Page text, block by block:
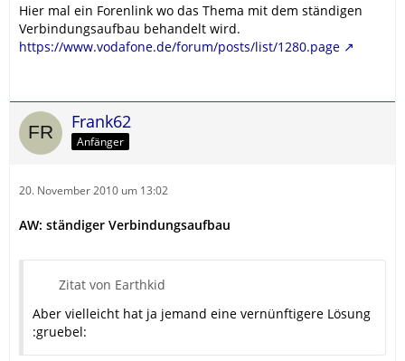
Hier mal ein Forenlink wo das Thema mit dem ständigen
Verbindungsaufbau behandelt wird.
https://www.vodafone.de/forum/posts/list/1280.page
Frank62
Anfänger
20. November 2010 um 13:02
AW: ständiger Verbindungsaufbau
Zitat von Earthkid
Aber vielleicht hat ja jemand eine vernünftigere Lösung
:gruebel: